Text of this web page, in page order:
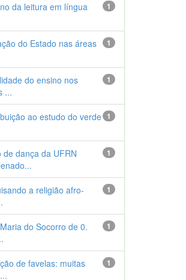
1
da leitura em língua
1
do Estado nas áreas
1
do ensino nos
...
1
ao estudo do verde
1
de dança da UFRN
1
a religião afro-
1
do Socorro de 0.
1
de favelas: muitas